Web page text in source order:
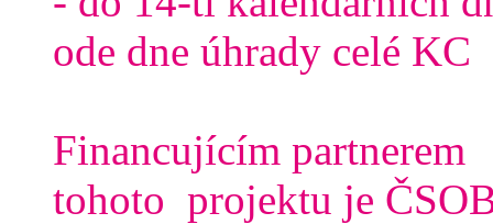
ode dne úhrady celé KC
Financujícím partnerem
tohoto projektu je